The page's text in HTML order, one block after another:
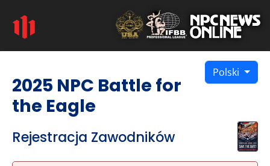
Polski
2025 NPC Battle for
the Eagle
Rejestracja Zawodników